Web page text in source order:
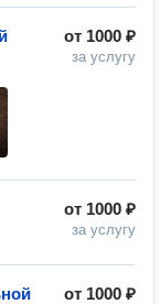
от 1000 ₽
за услугу
от 1000 ₽
за услугу
от 1000 ₽